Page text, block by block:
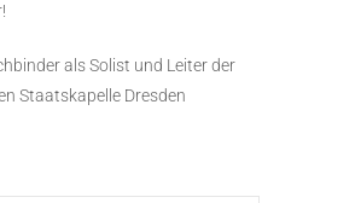
als Solist und Leiter der
Staatskapelle Dresden